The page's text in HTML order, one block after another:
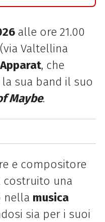
alle ore 21.00
(via Valtellina
Apparat, che
sua band il suo
Maybe.
e compositore
costruito una
nella musica
sia per i suoi